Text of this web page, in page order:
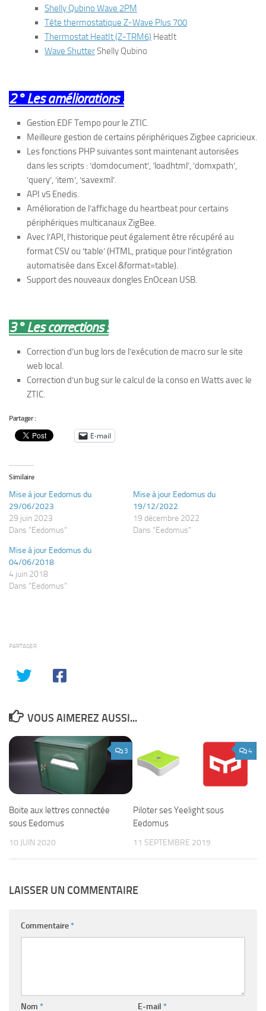
Shelly Qubino Wave 2PM
Tête thermostatique Z-Wave Plus 700
Thermostat HeatIt (Z-TRM6) HeatIt
Wave ShutterShelly Qubino
2° Les améliorations :
Gestion EDF Tempo pour le ZTIC.
Meilleure gestion de certains périphériques Zigbee capricieux.
Les fonctions PHP suivantes sont maintenant autorisées
dans les scripts : ‘domdocument’, ‘loadhtml’, ‘domxpath’,
‘query’, ‘item’, ‘savexml’.
API v5 Enedis.
Amélioration de l’affichage du heartbeat pour certains
périphériques multicanaux ZigBee.
Avec l’API, l’historique peut également être récupéré au
format CSV ou ‘table’ (HTML, pratique pour l’intégration
automatisée dans Excel &format=table).
Support des nouveaux dongles EnOcean USB.
3° Les corrections :
Correction d’un bug lors de l’exécution de macro sur le site
web local.
Correction d’un bug sur le calcul de la conso en Watts avec le
ZTIC.
Partager :
E-mail
Similaire
Mise à jour Eedomus du
29/06/2023
29 juin 2023
Dans "Eedomus"
Mise à jour Eedomus du
19/12/2022
19 décembre 2022
Dans "Eedomus"
Mise à jour Eedomus du
04/06/2018
4 juin 2018
Dans "Eedomus"
PARTAGER
VOUS AIMEREZ AUSSI...
3
Boite aux lettres connectée
sous Eedomus
10 JUIN 2020
4
Piloter ses Yeelight sous
Eedomus
11 SEPTEMBRE 2019
LAISSER UN COMMENTAIRE
Commentaire*
Nom * E-mail *